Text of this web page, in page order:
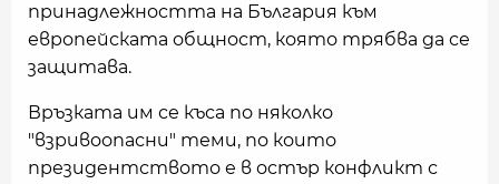
принадлежността на България към
европейската общност, която трябва да се
защитава.
Връзката им се къса по няколко
"взривоопасни" теми, по които
президентството е в остър конфликт с